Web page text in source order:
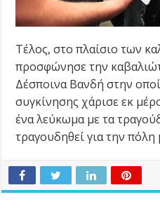
Τέλος, στο πλαίσιο των
προσφώνησε την
Δέσποινα Βανδή στην
συγκίνησης χάρισε εκ
ένα λεύκωμα με τα
τραγουδηθεί για την πόλη